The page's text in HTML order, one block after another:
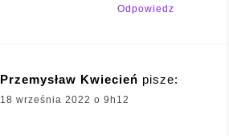
Odpowiedz
Przemysław Kwiecień pisze:
18 września 2022 o 9h12